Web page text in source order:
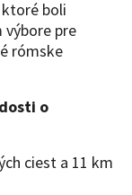
boli
pre
rómske
o
ciest a 11 km